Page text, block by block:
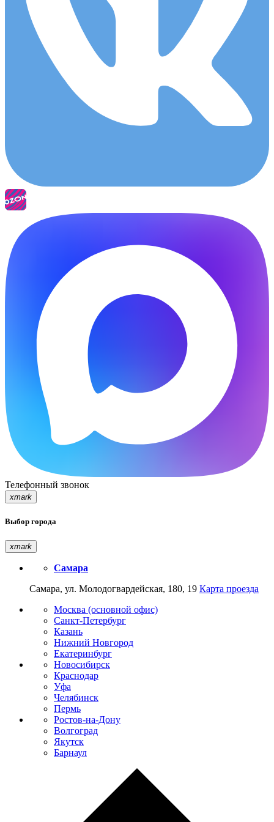
Телефонный звонок
xmark
Выбор города
xmark
Самара
Самара, ул. Молодогвардейская, 180, 19 Карта проезда
Москва (основной офис)
Санкт-Петербург
Казань
Нижний Новгород
Екатеринбург
Новосибирск
Краснодар
Уфа
Челябинск
Пермь
Ростов-на-Дону
Волгоград
Якутск
Барнаул